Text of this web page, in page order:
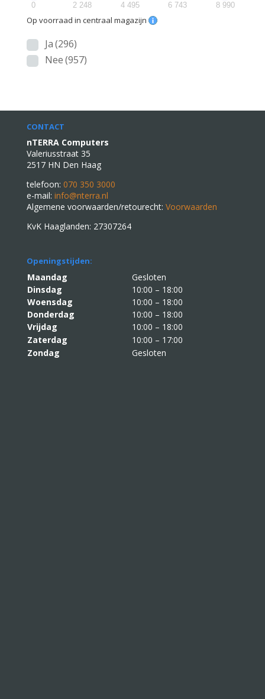
0 2 248 4 495 6 743 8 990
Op voorraad in centraal magazijn
Ja(296)
Nee(957)
CONTACT
nTERRA Computers
Valeriusstraat 35
2517 HN Den Haag
telefoon: 070 350 3000
e-mail: info@nterra.nl
Algemene voorwaarden/retourecht: Voorwaarden
KvK Haaglanden: 27307264
Openingstijden:
Maandag
Gesloten
Dinsdag
10:00 – 18:00
Woensdag
10:00 – 18:00
Donderdag
10:00 – 18:00
Vrijdag
10:00 – 18:00
Zaterdag
10:00 – 17:00
Zondag
Gesloten